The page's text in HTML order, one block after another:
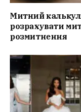
Митний
розрахувати
розмитнення